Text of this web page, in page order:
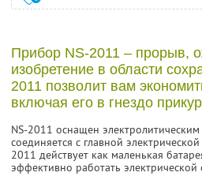
Прибор NS-2011 – прорыв,
изобретение в области
2011 позволит вам
включая его в гнездо
NS-2011 оснащен
соединяется с главной
2011 действует как маленькая
эффективно работать электрической